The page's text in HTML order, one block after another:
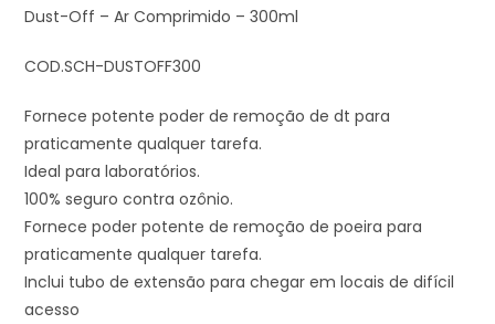
Dust-Off – Ar Comprimido – 300ml
COD.SCH-DUSTOFF300
Fornece potente poder de remoção de dt para
praticamente qualquer tarefa.
Ideal para laboratórios.
100% seguro contra ozônio.
Fornece poder potente de remoção de poeira para
praticamente qualquer tarefa.
Inclui tubo de extensão para chegar em locais de difícil
acesso